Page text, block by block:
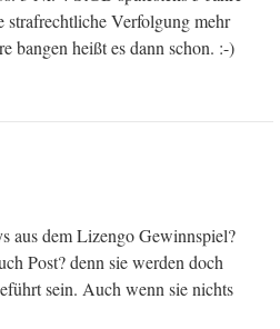
strafrechtliche Verfolgung mehr
bangen heißt es dann schon. :-)
aus dem Lizengo Gewinnspiel?
Post? denn sie werden doch
sein. Auch wenn sie nichts